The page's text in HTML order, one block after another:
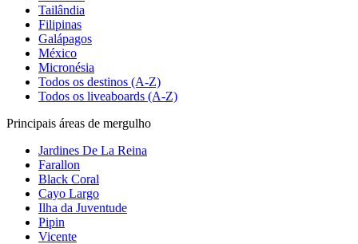
Tailândia
Filipinas
Galápagos
México
Micronésia
Todos os destinos (A-Z)
Todos os liveaboards (A-Z)
Principais áreas de mergulho
Jardines De La Reina
Farallon
Black Coral
Cayo Largo
Ilha da Juventude
Pipin
Vicente